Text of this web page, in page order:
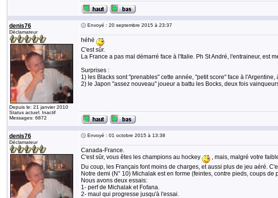
denis76
Déclamateur
Depuis le: 21 janvier 2010
Status actuel: Inactif
Messages: 6872
Envoyé : 20 septembre 2015 à 23:37
héhé
C'est sûr.
La France a pas mal démarré face à l'Italie. Ph St André, l'entraineur, est
Surprises :
1) les Blacks sont "prenables" cette année, "petit score" face à
2) le Japon "assez nouveau" joueur a battu les Bocks, deux fois
denis76
Déclamateur
Envoyé : 01 octobre 2015 à 13:38
Canada-France.
C'est sûr, vous êtes les champions au hockey
, mais, malgré votre
Du coup, les Français font moins de charges, et aussi plus de jeu aéré.
Notre demi (N° 10) Michalak est en forme (feintes, contre pieds, coups de
Nous avons deux essais:
1- perf de Michalak et Fofana.
2- maul qui progresse jusqu'à l'essai.